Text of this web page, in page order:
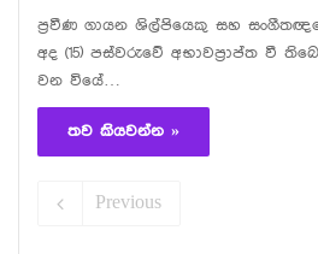
ප්‍රවීණ ගායන ශිල්පියෙකු සහ
අද (15) පස්වරුවේ අභාවප්‍රාප්ත වී
වන වියේ…
තව කියවන්න »
Previous